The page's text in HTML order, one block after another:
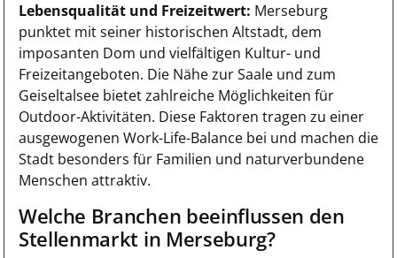
Lebensqualität und Freizeitwert: Merseburg
punktet mit seiner historischen Altstadt, dem
imposanten Dom und vielfältigen Kultur- und
Freizeitangeboten. Die Nähe zur Saale und zum
Geiseltalsee bietet zahlreiche Möglichkeiten für
Outdoor-Aktivitäten. Diese Faktoren tragen zu einer
ausgewogenen Work-Life-Balance bei und machen die
Stadt besonders für Familien und naturverbundene
Menschen attraktiv.
Welche Branchen beeinflussen den
Stellenmarkt in Merseburg?